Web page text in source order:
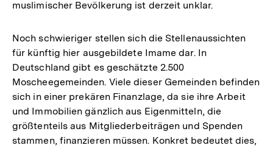
muslimischer Bevölkerung ist derzeit unklar.
Noch schwieriger stellen sich die Stellenaussichten
für künftig hier ausgebildete Imame dar. In
Deutschland gibt es geschätzte 2.500
Moscheegemeinden. Viele dieser Gemeinden befinden
sich in einer prekären Finanzlage, da sie ihre Arbeit
und Immobilien gänzlich aus Eigenmitteln, die
größtenteils aus Mitgliederbeiträgen und Spenden
stammen, finanzieren müssen. Konkret bedeutet dies,